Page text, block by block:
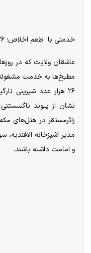
خدمتی با طعم اخلاص؛ ۲۶ هزار شیرینی برای زائران
عاشقان ولایت که در
مطبخ‌ها به خدمت
۲۶ هزار عدد شیرینی
زائرمستقر در هتل‌های
مدیر آشپزخانه
و امامت داشته باشند.